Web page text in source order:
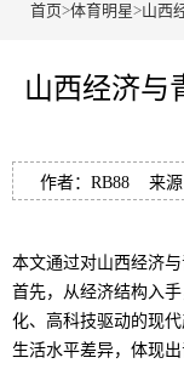
首页>体育明星>山西
山西经济与
作者：RB88 来
本文通过对山西经济
首先，从经济结构入
化、高科技驱动的现
生活水平差异，体现